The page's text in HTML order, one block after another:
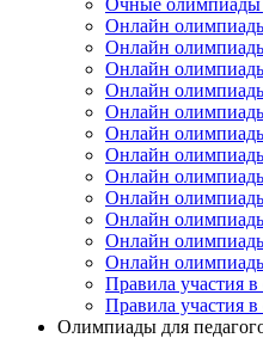
Очные олимпиады
Онлайн
Онлайн
Онлайн
Онлайн
Онлайн
Онлайн
Онлайн
Онлайн
Онлайн
Онлайн
Онлайн
Онлайн
Правила участия
Правила участия
Олимпиады для